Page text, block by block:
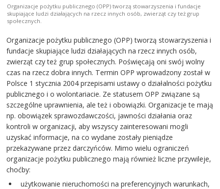
Organizacje pożytku publicznego (OPP) tworzą stowarzyszenia i fundacje
skupiające ludzi działających na rzecz innych osób, zwierząt czy też grup
społecznych.
Organizacje pożytku publicznego (OPP) tworzą stowarzyszenia i
fundacje skupiające ludzi działających na rzecz innych osób,
zwierząt czy też grup społecznych. Poświęcają oni swój wolny
czas na rzecz dobra innych. Termin OPP wprowadzony został w
Polsce 1 stycznia 2004 przepisami ustawy o działalności pożytku
publicznego i o wolontariacie. Ze statusem OPP związane są
szczególne uprawnienia, ale też i obowiązki. Organizacje te mają
np. obowiązek sprawozdawczości, jawności działania oraz
kontroli w organizacji, aby wszyscy zainteresowani mogli
uzyskać informacje, na co wydane zostały pieniądze
przekazywane przez darczyńców. Mimo wielu ograniczeń
organizacje pożytku publicznego mają również liczne przywileje,
choćby:
użytkowanie nieruchomości na preferencyjnych warunkach,